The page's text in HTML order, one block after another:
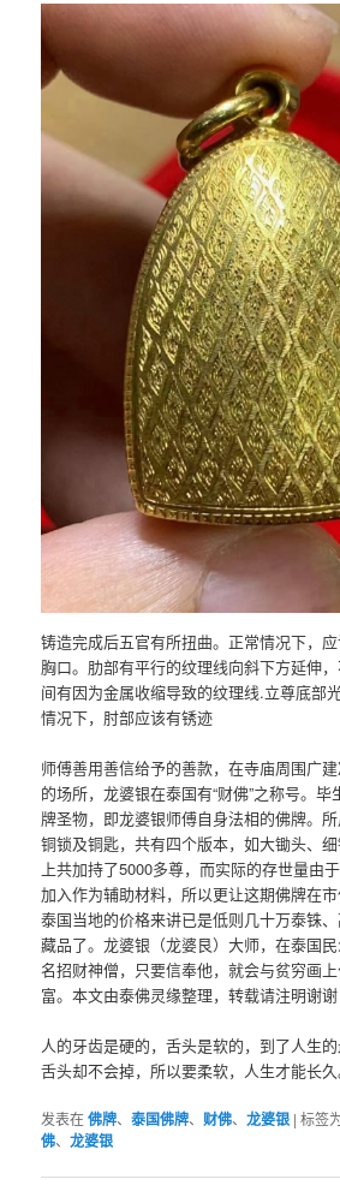
铸造完成后五官有所扭曲。正常情况下，
胸口。肋部有平行的纹理线向斜下方延伸
间有因为金属收缩导致的纹理线.立尊底部
情况下，肘部应该有锈迹
师傅善用善信给予的善款，在寺庙周围广
的场所，龙婆银在泰国有“财佛”之称号。
牌圣物，即龙婆银师傅自身法相的佛牌。
铜锁及铜匙，共有四个版本，如大锄头、
上共加持了5000多尊，而实际的存世量由
加入作为辅助材料，所以更让这期佛牌在
泰国当地的价格来讲已是低则几十万泰铢
藏品了。龙婆银（龙婆艮）大师，在泰国
名招财神僧，只要信奉他，就会与贫穷画
富。本文由泰佛灵缘整理，转载请注明谢谢
人的牙齿是硬的，舌头是软的，到了人生的
舌头却不会掉，所以要柔软，人生才能长久
发表在佛牌、泰国佛牌、 财佛、龙婆银 |标签
佛、龙婆银